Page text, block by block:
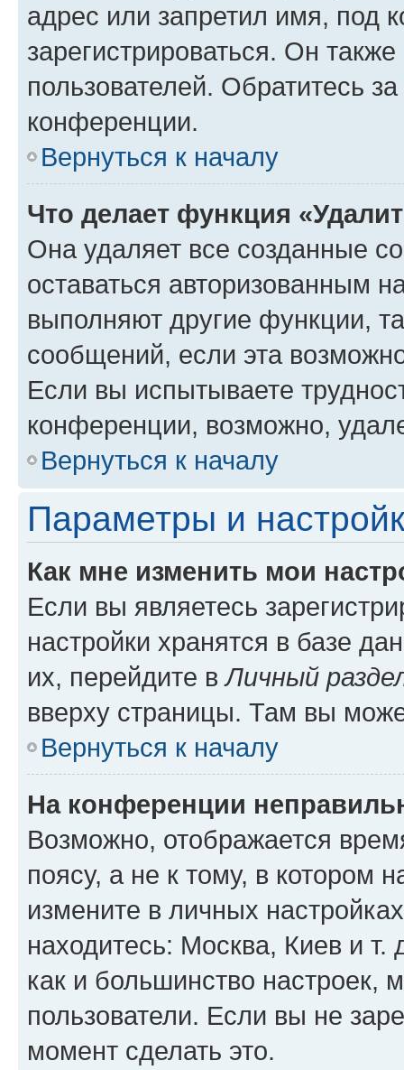
адрес или запретил имя, под
зарегистрироваться. Он
пользователей. Обратитесь
конференции.
Вернуться к началу
Что делает функция
Она удаляет все созданные
оставаться авторизованным
выполняют другие функции,
сообщений, если эта
Если вы испытываете
конференции, возможно,
Вернуться к началу
Параметры и
Как мне изменить мои
Если вы являетесь
настройки хранятся в базе
их, перейдите вЛичный
вверху страницы. Там вы
Вернуться к началу
На конференции
Возможно, отображается
поясу, а не к тому, в котором
измените в личных
находитесь: Москва, Киев и т.
как и большинство настроек,
пользователи. Если вы не
момент сделать это.